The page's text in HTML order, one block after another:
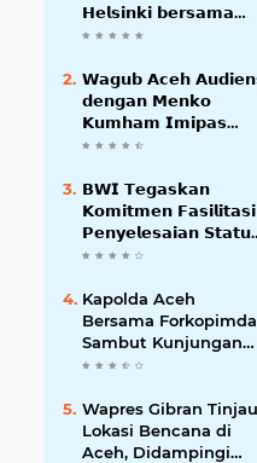
𝗛𝗲𝗹𝘀𝗶𝗻𝗸𝗶 𝗯𝗲𝗿𝘀𝗮𝗺𝗮
𝗦𝗲𝗸𝗿𝗲𝘁𝗮𝗿𝗶𝗮𝘁 𝗡𝗲𝗴𝗮𝗿𝗮
𝗪𝗮𝗴𝘂𝗯 𝗔𝗰𝗲𝗵
𝗱𝗲𝗻𝗴𝗮𝗻 𝗠𝗲𝗻𝗸𝗼
𝗞𝘂𝗺𝗵𝗮𝗺 𝗜𝗺𝗶𝗽𝗮𝘀
𝗧𝗲𝗿𝗸𝗮𝗶𝘁 𝗦𝘁𝗮𝘁𝘂𝘀 𝗪𝗮𝗸𝗮𝗳
𝗕𝗪𝗜 𝗧𝗲𝗴𝗮𝘀𝗸𝗮𝗻
𝗞𝗼𝗺𝗶𝘁𝗺𝗲𝗻 𝗙𝗮𝘀𝗶𝗹𝗶𝘁𝗮𝘀𝗶
𝗣𝗲𝗻𝘆𝗲𝗹𝗲𝘀𝗮𝗶𝗮𝗻
𝗪𝗮𝗸𝗮𝗳 𝗕𝗹𝗮𝗻𝗴 𝗣𝗮𝗱𝗮𝗻𝗴
Kapolda Aceh
Bersama Forkopimda
Sambut Kunjungan
Kerja Wakil Presiden
Bireuen
Wapres Gibran Tinjau
Lokasi Bencana di
Aceh, Didampingi